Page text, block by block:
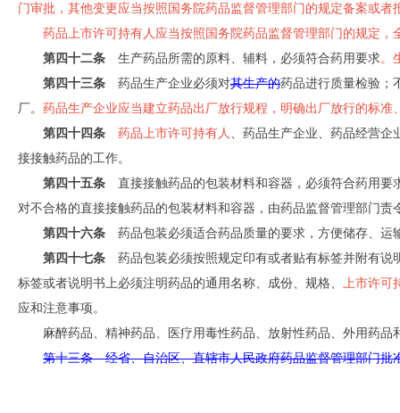
门审批，其他变更应当按照国务院药品监督管理部门的规定备案或者
药品上市许可持有人应当按照国务院药品监督管理部门的规定
第四十二条 生产药品所需的原料、辅料，必须符合药用要求。
第四十三条 药品生产企业必须对其生产的药品进行质量检验；
厂。 药品生产企业应当建立药品出厂放行规程，明确出厂放行的标准
第四十四条
药品上市许可持有人 、药品生产企业、药品经营企
接接触药品的工作。
第四十五条 直接接触药品的包装材料和容器，必须符合药用要
对不合格的直接接触药品的包装材料和容器，由药品监督管理部门责
第四十六条 药品包装必须适合药品质量的要求，方便储存、运
第四十七条 药品包装必须按照规定印有或者贴有标签并附有说
标签或者说明书上必须注明药品的通用名称、成份、规格、 上市许可
应和注意事项。
麻醉药品、精神药品、医疗用毒性药品、放射性药品、外用药
第十三条 经省、自治区、直辖市人民政府药品监督管理部门批